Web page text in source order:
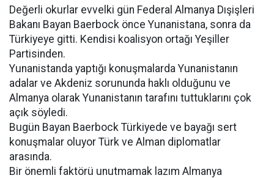
Değerli okurlar evvelki gün Federal Almanya Dışişleri
Bakanı Bayan Baerbock önce Yunanistana, sonra da
Türkiyeye gitti. Kendisi koalisyon ortağı Yeşiller
Partisinden.
Yunanistanda yaptığı konuşmalarda Yunanistanın
adalar ve Akdeniz sorununda haklı olduğunu ve
Almanya olarak Yunanistanın tarafını tuttuklarını çok
açık söyledi.
Bugün Bayan Baerbock Türkiyede ve bayağı sert
konuşmalar oluyor Türk ve Alman diplomatlar
arasında.
Bir önemli faktörü unutmamak lazım Almanya